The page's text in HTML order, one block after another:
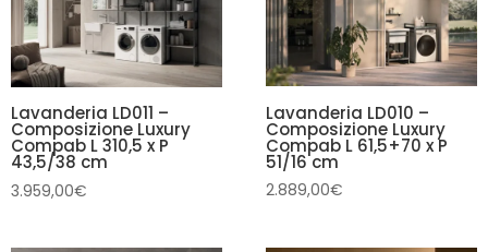
Lavanderia LD011 –
Composizione Luxury
Compab L 310,5 x P
43,5/38 cm
3.959,00€
Lavanderia LD010 –
Composizione Luxury
Compab L 61,5+70 x P
51/16 cm
2.889,00€